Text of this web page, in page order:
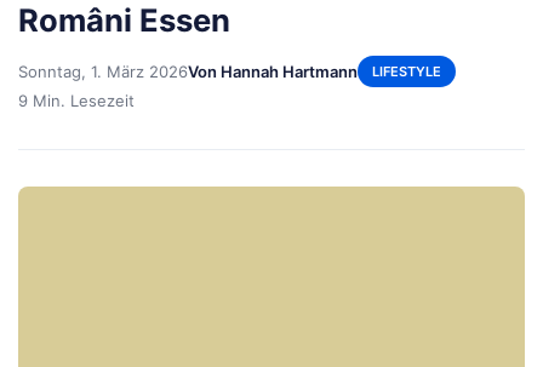
Români Essen
Sonntag, 1. März 2026Von Hannah Hartmann LIFESTYLE
9 Min. Lesezeit